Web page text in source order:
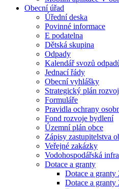
Obecní úřad
Úřední deska
Povinné informace
E podatelna
Dětská skupina
Odpady
Kalendář svozů
Jednací řády
Obecní vyhlášky
Strategický plán
Formuláře
Pravidla ochrany
Fond rozvoje bydlení
Územní plán obce
Zápisy zastupitelstva
Veřejné zakázky
Vodohospodářská
Dotace a granty
Dotace a granty
Dotace a granty